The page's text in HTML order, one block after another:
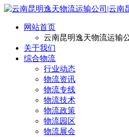
网站首页
云南昆明逸天物流运输
关于我们
综合物流
行业动态
物流资讯
物流专线
物流技术
物流政策
物流园区
物流展会